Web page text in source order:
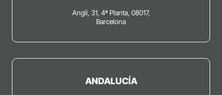
Anglí, 31, 4ª Planta, 08017,
Barcelona
ANDALUCÍA